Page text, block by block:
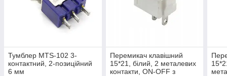
Тумблер MTS-102 3-
контактний, 2-позиційний
6 мм
Перемикач клавішний
15*21, білий, 2 металевих
контакти, ON-OFF з